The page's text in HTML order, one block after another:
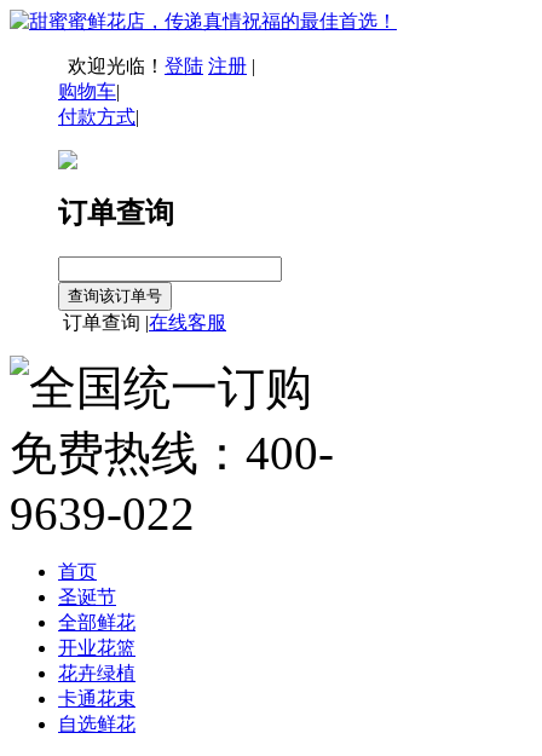
欢迎光临！ 登陆 注册 |
购物车|
付款方式|
订单查询
订单查询 |在线客服
首页
圣诞节
全部鲜花
开业花篮
花卉绿植
卡通花束
自选鲜花